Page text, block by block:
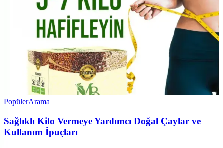
PopülerArama
Sağlıklı Kilo Vermeye Yardımcı Doğal Çaylar ve
Kullanım İpuçları